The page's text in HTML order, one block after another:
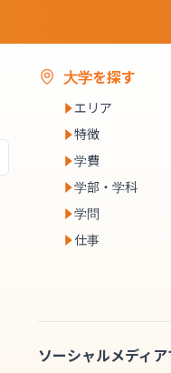
大学を探す
エリア
特徴
学費
学部・学科
学問
仕事
ソーシャルメディ